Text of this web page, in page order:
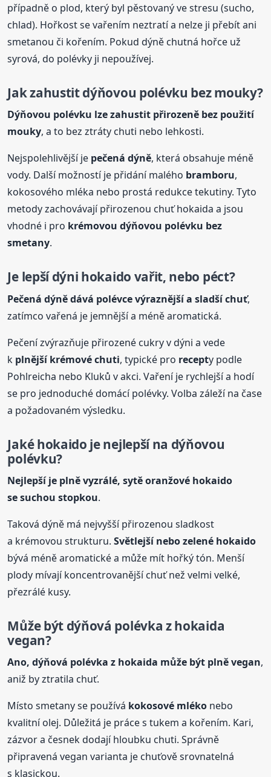
případně o plod, který byl pěstovaný ve stresu (sucho,
chlad). Hořkost se vařením neztratí a nelze ji přebít ani
smetanou či kořením. Pokud dýně chutná hořce už
syrová, do polévky ji nepoužívej.
Jak zahustit dýňovou polévku bez mouky?
Dýňovou polévku lze zahustit přirozeně bez použití
mouky, a to bez ztráty chuti nebo lehkosti.
Nejspolehlivější je pečená dýně, která obsahuje méně
vody. Další možností je přidání malého bramboru,
kokosového mléka nebo prostá redukce tekutiny. Tyto
metody zachovávají přirozenou chuť hokaida a jsou
vhodné i pro krémovou dýňovou polévku bez
smetany.
Je lepší dýni hokaido vařit, nebo péct?
Pečená dýně dává polévce výraznější a sladší chuť,
zatímco vařená je jemnější a méně aromatická.
Pečení zvýrazňuje přirozené cukry v dýni a vede
k plnější krémové chuti, typické pro recepty podle
Pohlreicha nebo Kluků v akci. Vaření je rychlejší a hodí
se pro jednoduché domácí polévky. Volba záleží na čase
a požadovaném výsledku.
Jaké hokaido je nejlepší na dýňovou
polévku?
Nejlepší je plně vyzrálé, sytě oranžové hokaido
se suchou stopkou.
Taková dýně má nejvyšší přirozenou sladkost
a krémovou strukturu.Světlejší nebo zelené hokaido
bývá méně aromatické a může mít hořký tón. Menší
plody mívají koncentrovanější chuť než velmi velké,
přezrálé kusy.
Může být dýňová polévka z hokaida
vegan?
Ano, dýňová polévka z hokaida může být plně vegan,
aniž by ztratila chuť.
Místo smetany se používá kokosové mléko nebo
kvalitní olej. Důležitá je práce s tukem a kořením. Kari,
zázvor a česnek dodají hloubku chuti. Správně
připravená vegan varianta je chuťově srovnatelná
s klasickou.